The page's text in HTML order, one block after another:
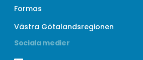
Formas
Västra Götalandsregionen
Sociala medier